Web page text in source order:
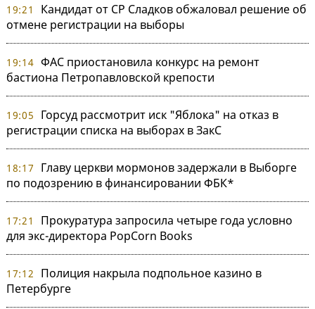
19:21
Кандидат от СР Сладков обжаловал решение об
отмене регистрации на выборы
19:14 ФАС приостановила конкурс на ремонт
бастиона Петропавловской крепости
19:05
Горсуд рассмотрит иск "Яблока" на отказ в
регистрации списка на выборах в ЗакС
18:17
Главу церкви мормонов задержали в Выборге
по подозрению в финансировании ФБК*
17:21
Прокуратура запросила четыре года условно
для экс-директора PopCorn Books
17:12
Полиция накрыла подпольное казино в
Петербурге